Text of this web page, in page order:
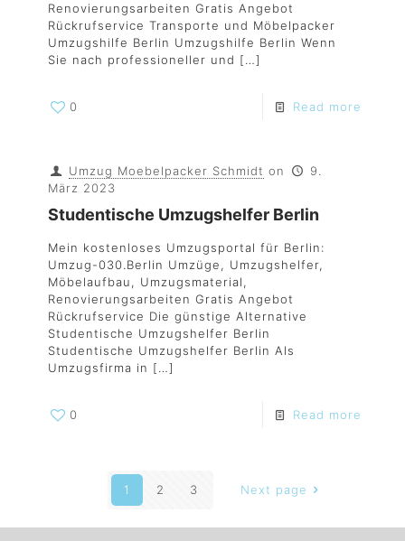
Renovierungsarbeiten Gratis Angebot
Rückrufservice Transporte und Möbelpacker
Umzugshilfe Berlin Umzugshilfe Berlin Wenn
Sie nach professioneller und […]
0 Read more
Umzug Moebelpacker Schmidt on
9.
März 2023
Studentische Umzugshelfer Berlin
Mein kostenloses Umzugsportal für Berlin:
Umzug-030.Berlin Umzüge, Umzugshelfer,
Möbelaufbau, Umzugsmaterial,
Renovierungsarbeiten Gratis Angebot
Rückrufservice Die günstige Alternative
Studentische Umzugshelfer Berlin
Studentische Umzugshelfer Berlin Als
Umzugsfirma in […]
0 Read more
1 2 3 Next page